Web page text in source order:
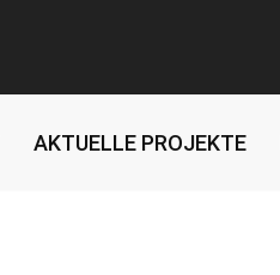
AKTUELLE PROJEKTE